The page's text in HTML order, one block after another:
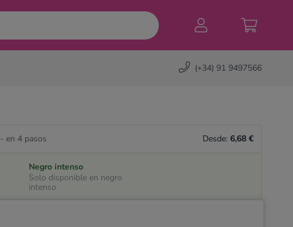
(+34) 91 9497566
- en 4 pasos Desde: 6,68 €
Negro intenso
Solo disponible en negro
intenso